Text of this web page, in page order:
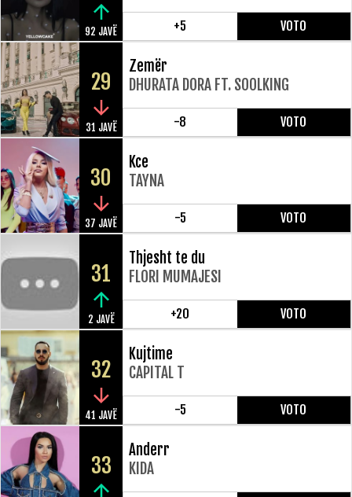
92 JAVË +5 VOTO
29
31 JAVË
Zemër
DHURATA DORA FT. SOOLKING
-8 VOTO
30
37 JAVË
Kce
TAYNA
-5 VOTO
31
2 JAVË
Thjesht te du
FLORI MUMAJESI
+20 VOTO
32
41 JAVË
Kujtime
CAPITAL T
-5 VOTO
33
Anderr
KIDA